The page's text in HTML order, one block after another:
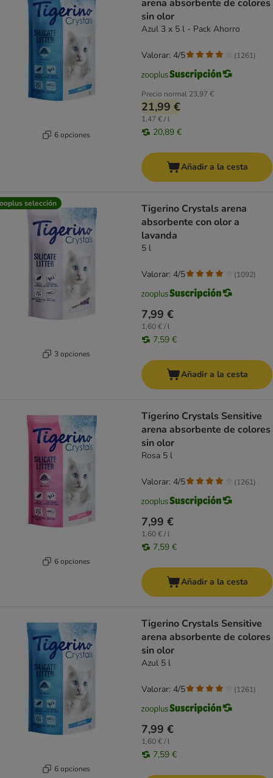
6 opciones
arena absorbente de colores
sin olor
Azul 3 x 5 l - Pack Ahorro
Precio normal 23,97 €
21,99 €
1,47 € / l
20,89 €
Valorar: 4/5 (1261)
Añadir a la cesta
selección
3 opciones
Tigerino Crystals arena
absorbente con olor a
lavanda
5 l
7,99 €
1,60 € / l
7,59 €
Valorar: 4/5 (1092)
Añadir a la cesta
6 opciones
Tigerino Crystals Sensitive
arena absorbente de colores
sin olor
Rosa 5 l
7,99 €
1,60 € / l
7,59 €
Valorar: 4/5 (1261)
Añadir a la cesta
6 opciones
Tigerino Crystals Sensitive
arena absorbente de colores
sin olor
Azul 5 l
7,99 €
1,60 € / l
7,59 €
Valorar: 4/5 (1261)